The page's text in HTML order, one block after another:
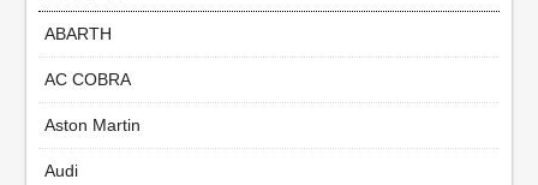
ABARTH
AC COBRA
Aston Martin
Audi